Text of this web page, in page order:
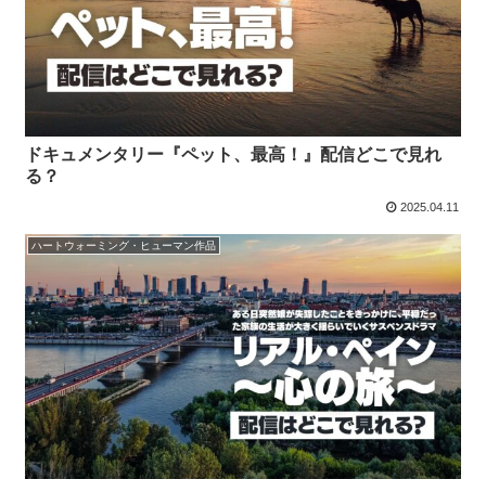
ドキュメンタリー『ペット、最高！』配信どこで見れ
る？
2025.04.11
ハートウォーミング・ヒューマン作品